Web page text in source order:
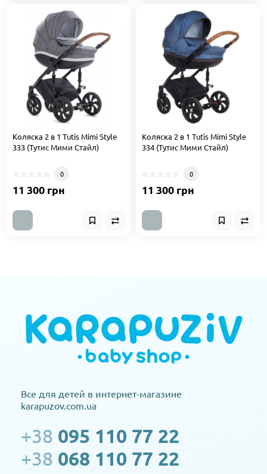
Коляска 2 в 1 Tutis Mimi Style
333 (Тутис Мими Стайл)
0
11 300 грн
Коляска 2 в 1 Tutis Mimi Style
334 (Тутис Мими Стайл)
0
11 300 грн
Все для детей в интернет-магазине
karapuzov.com.ua
+38 095 110 77 22
+38 068 110 77 22